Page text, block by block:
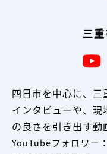
三
四⽇市を中⼼に、三
インタビューや、
の良さを引き出す動
YouTubeフォロワー